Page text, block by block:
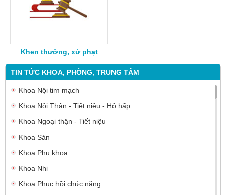
TIN TỨC KHOA, PHÒNG, TRUNG TÂM
Khoa Nội tim mạch
Khoa Nội Thận - Tiết niệu - Hô hấp
Khoa Ngoại thận - Tiết niệu
Khoa Sản
Khoa Phụ khoa
Khoa Nhi
Khoa Phục hồi chức năng
Khen thưởng, xử phạt